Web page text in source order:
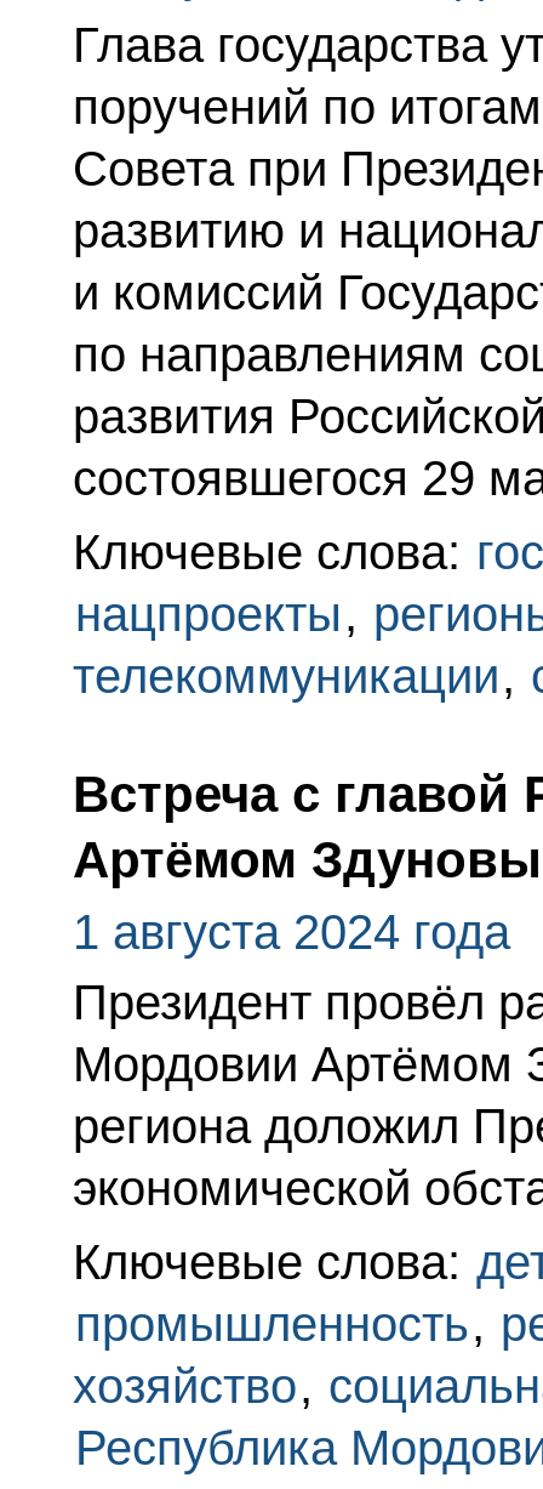
Глава государства
поручений по
Совета при
развитию и
и комиссий
по направлениям
развития
состоявшегося 29
Ключевые слова:
нацпроекты,
телекоммуникации,
Встреча с
Артёмом
1 августа 2024 года
Президент провёл
Мордовии Артёмом
региона доложил
экономической
Ключевые слова:
промышленность,
хозяйство,
Республика